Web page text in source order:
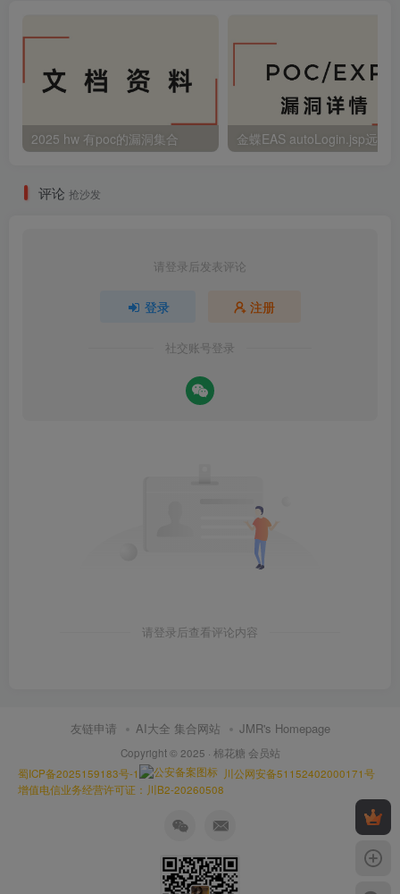
2025 hw 有poc的漏洞集合
评论 抢沙发
请登录后发表评论
登录 注册
社交账号登录
请登录后查看评论内容
友链申请 AI大全 集合网站 JMR's Homepage
Copyright © 2025 · 棉花糖 会员站
蜀ICP备2025159183号-1
川公网安备51152402000171号
增值电信业务经营许可证：川B2-20260508